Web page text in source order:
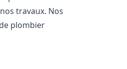
travaux. Nos
plombier